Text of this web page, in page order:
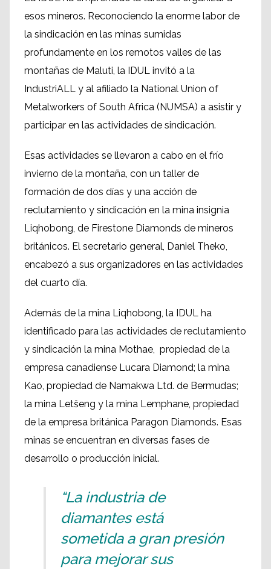
esos mineros. Reconociendo la enorme labor de
la sindicación en las minas sumidas
profundamente en los remotos valles de las
montañas de Maluti, la IDUL invitó a la
IndustriALL y al afiliado la National Union of
Metalworkers of South Africa (NUMSA) a asistir y
participar en las actividades de sindicación.
Esas actividades se llevaron a cabo en el frío
invierno de la montaña, con un taller de
formación de dos días y una acción de
reclutamiento y sindicación en la mina insignia
Liqhobong, de Firestone Diamonds de mineros
británicos. El secretario general, Daniel Theko,
encabezó a sus organizadores en las actividades
del cuarto día.
Además de la mina Liqhobong, la IDUL ha
identificado para las actividades de reclutamiento
y sindicación la mina Mothae, propiedad de la
empresa canadiense Lucara Diamond; la mina
Kao, propiedad de Namakwa Ltd. de Bermudas;
la mina Letšeng y la mina Lemphane, propiedad
de la empresa británica Paragon Diamonds. Esas
minas se encuentran en diversas fases de
desarrollo o producción inicial.
“La industria de
diamantes está
sometida a gran presión
para mejorar sus